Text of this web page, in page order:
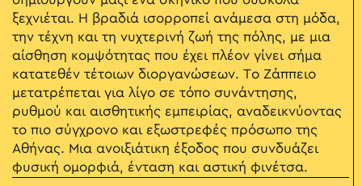
ξεχνιέται. Η βραδιά ισορροπεί ανάμεσα στη μόδα,
την τέχνη και τη νυχτερινή ζωή της πόλης, με μια
αίσθηση κομψότητας που έχει πλέον γίνει σήμα
κατατεθέν τέτοιων διοργανώσεων. Το Ζάππειο
μετατρέπεται για λίγο σε τόπο συνάντησης,
ρυθμού και αισθητικής εμπειρίας, αναδεικνύοντας
το πιο σύγχρονο και εξωστρεφές πρόσωπο της
Αθήνας. Μια ανοιξιάτικη έξοδος που συνδυάζει
φυσική ομορφιά, ένταση και αστική φινέτσα.